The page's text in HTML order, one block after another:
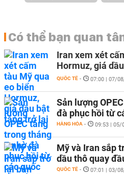
Có thể bạn quan
Iran xem xét
Hormuz, giá
QUỐC TẾ - 07:00 | 07/
Sản lượng
đà phục hồi từ
HÀNG HÓA - 09:53 | 05/
Mỹ và Iran sắp
dầu thô quay
QUỐC TẾ - 07:01 | 03/